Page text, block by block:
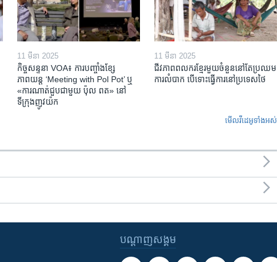
11 មីនា 2025
កិច្ចសន្ទនា VOA៖ ការ​បញ្ចាំង​ខ្សែ
ភាពយន្ត ‘Meeting with Pol Pot’ ឬ
«ការណាត់ជួប​ជាមួយ​ ប៉ុល ពត» នៅ
ទីក្រុងញូវយ៉ក​
11 មីនា 2025
ជីវភាពពលករខ្មែរមួយចំនួននៅតែប្រឈម
ការលំបាក បើទោះធ្វើការនៅប្រទេសថៃ
មើល​វីដេអូ​ទាំង​អស់
បណ្តាញ​សង្គម